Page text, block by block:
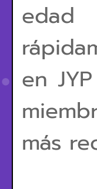
edad
en
más